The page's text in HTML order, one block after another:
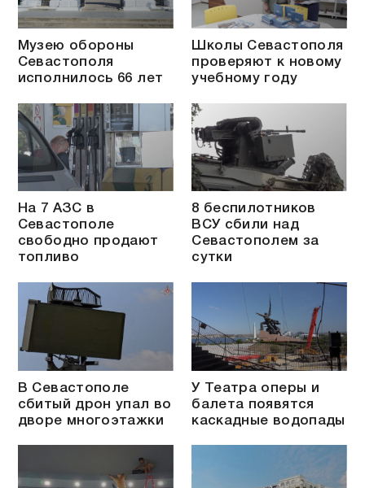
Музею обороны
Севастополя
исполнилось 66 лет
Школы Севастополя
проверяют к новому
учебному году
На 7 АЗС в
Севастополе
свободно продают
топливо
8 беспилотников
ВСУ сбили над
Севастополем за
сутки
В Севастополе
сбитый дрон упал во
дворе многоэтажки
У Театра оперы и
балета появятся
каскадные водопады